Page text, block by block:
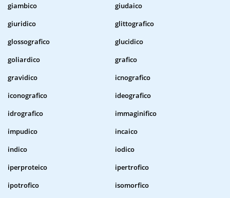
giambico
giudaico
giuridico
glittografico
glossografico
glucidico
goliardico
grafico
gravidico
icnografico
iconografico
ideografico
idrografico
immaginifico
impudico
incaico
indico
iodico
iperproteico
ipertrofico
ipotrofico
isomorfico